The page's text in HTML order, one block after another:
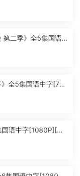
第二季》全5集国语
全5集国语中字[720
语中字[1080P][MP